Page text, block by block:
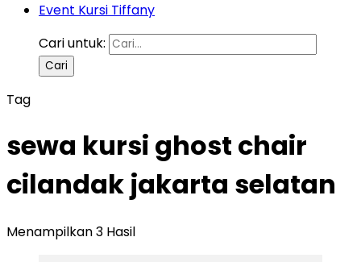
Event Kursi Tiffany
Cari untuk:
Tag
sewa kursi ghost chair
cilandak jakarta selatan
Menampilkan 3 Hasil